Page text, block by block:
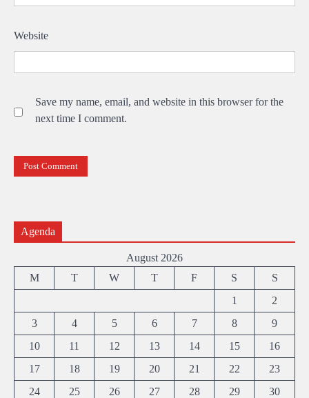
Website
Save my name, email, and website in this browser for the
next time I comment.
Agenda
August 2026
M
T W T F S
S
1
2
3
4 5 6 7 8
9
10
11 12 13 14 15
16
17
18 19 20 21 22
23
24
25 26 27 28 29
30